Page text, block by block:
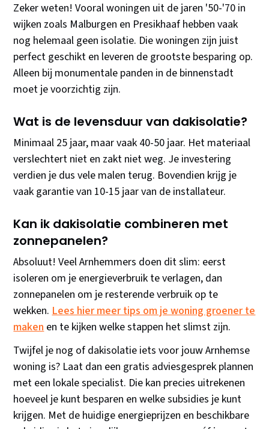
Zeker weten! Vooral woningen uit de jaren '50-'70 in
wijken zoals Malburgen en Presikhaaf hebben vaak
nog helemaal geen isolatie. Die woningen zijn juist
perfect geschikt en leveren de grootste besparing op.
Alleen bij monumentale panden in de binnenstadt
moet je voorzichtig zijn.
Wat is de levensduur van dakisolatie?
Minimaal 25 jaar, maar vaak 40-50 jaar. Het materiaal
verslechtert niet en zakt niet weg. Je investering
verdien je dus vele malen terug. Bovendien krijg je
vaak garantie van 10-15 jaar van de installateur.
Kan ik dakisolatie combineren met
zonnepanelen?
Absoluut! Veel Arnhemmers doen dit slim: eerst
isoleren om je energieverbruik te verlagen, dan
zonnepanelen om je resterende verbruik op te
wekken.Lees hier meer tips om je woning groener te
makenen te kijken welke stappen het slimst zijn.
Twijfel je nog of dakisolatie iets voor jouw Arnhemse
woning is? Laat dan een gratis adviesgesprek plannen
met een lokale specialist. Die kan precies uitrekenen
hoeveel je kunt besparen en welke subsidies je kunt
krijgen. Met de huidige energieprijzen en beschikbare